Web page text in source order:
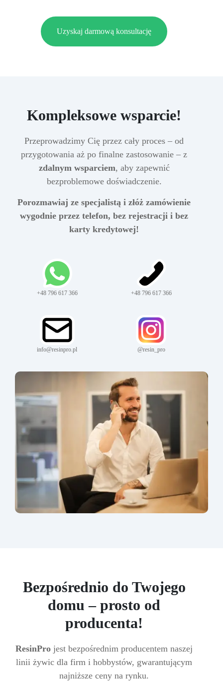
Uzyskaj darmową konsultację
Kompleksowe wsparcie!
Przeprowadzimy Cię przez cały proces – od
przygotowania aż po finalne zastosowanie – z
zdalnym wsparciem, aby zapewnić
bezproblemowe doświadczenie.
Porozmawiaj ze specjalistą i złóż zamówienie
wygodnie przez telefon, bez rejestracji i bez
karty kredytowej!
+48 796 617 366 +48 796 617 366
info@resinpro.pl @resin_pro
Bezpośrednio do Twojego
domu – prosto od
producenta!
ResinPro jest bezpośrednim producentem naszej
linii żywic dla firm i hobbystów, gwarantującym
najniższe ceny na rynku.